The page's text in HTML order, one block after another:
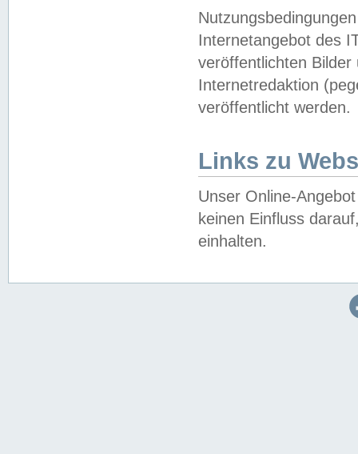
Internetangebot des
veröffentlichten
Internetredaktion
veröffentlicht werden.
Links zu
Unser Online-
keinen Einfluss
einhalten.